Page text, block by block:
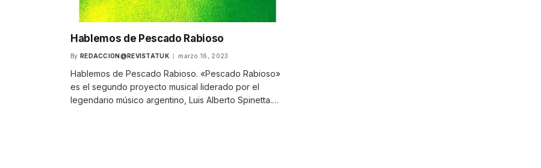
Hablemos de Pescado Rabioso
By REDACCION@REVISTATUK marzo 16, 2023
Hablemos de Pescado Rabioso. «Pescado Rabioso»
es el segundo proyecto musical liderado por el
legendario músico argentino, Luis Alberto Spinetta.…